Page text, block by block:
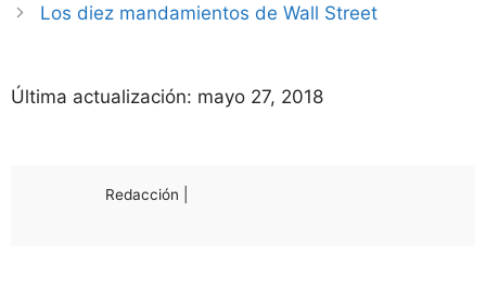
Los diez mandamientos de Wall Street
Última actualización: mayo 27, 2018
Redacción |